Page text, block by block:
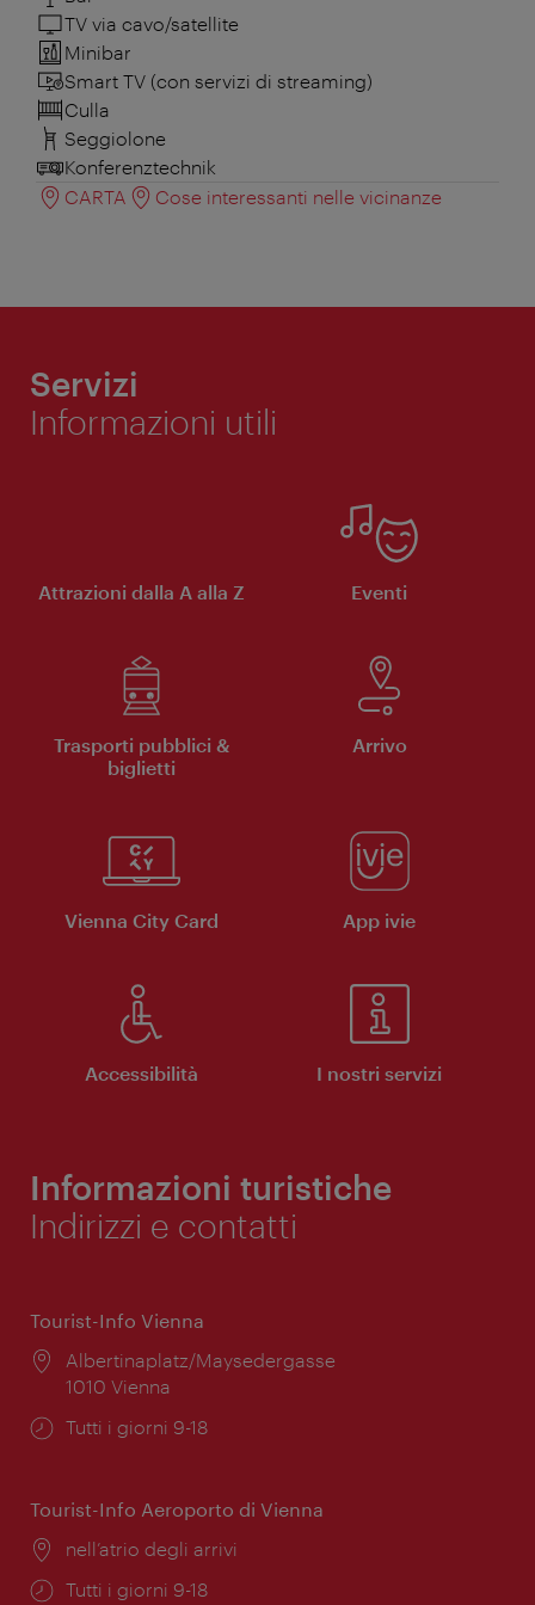
TV via cavo/satellite
Minibar
Smart TV (con servizi di streaming)
Culla
Seggiolone
Konferenztechnik
CARTA
Cose interessanti nelle vicinanze
Servizi
Informazioni utili
Attrazioni dalla A alla Z Eventi
Trasporti pubblici &
biglietti
Arrivo
Vienna City Card App ivie
Accessibilità I nostri servizi
Informazioni turistiche
Indirizzi e contatti
Tourist-Info Vienna
Posizione:
Albertinaplatz/Maysedergasse
1010 Vienna
Orari
Tutti i giorni 9-18
Tourist-Info Aeroporto di Vienna
Posizione:
nell’atrio degli arrivi
Orari
Tutti i giorni 9-18